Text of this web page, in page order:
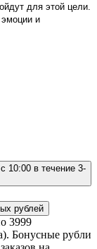
для этой цели.
эмоции и
с 10:00 в течение 3-
рублей
3999
Бонусные рубли